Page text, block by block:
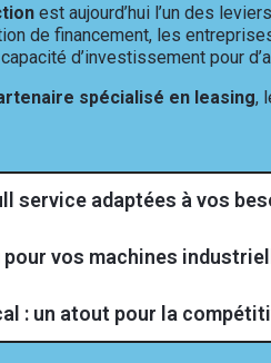
est aujourd’hui l’un des
de financement, les
d’investissement pour
spécialisé en leasing,
service adaptées à vos
vos machines
: un atout pour la